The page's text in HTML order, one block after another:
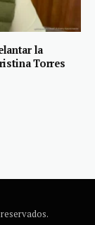
la
Torres